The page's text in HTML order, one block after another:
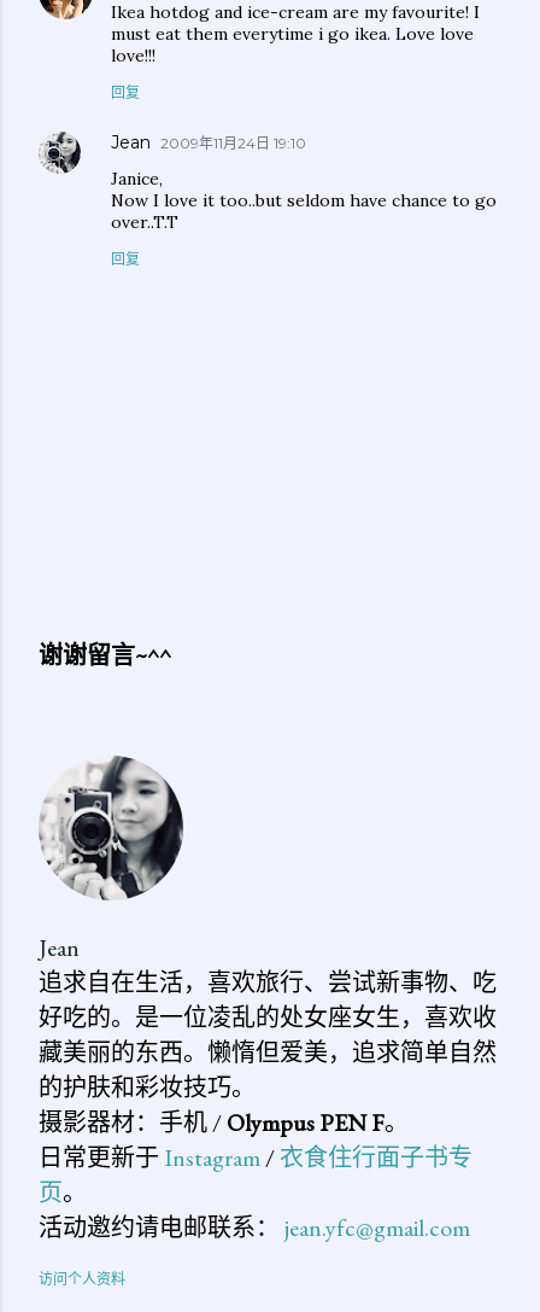
Ikea hotdog and ice-cream are my favourite! I
must eat them everytime i go ikea. Love love
love!!!
回复
Jean 2009年11月24日 19:10
Janice,
Now I love it too..but seldom have chance to go
over..T.T
回复
论
谢谢留言~^^
Jean
追求自在生活，喜欢旅行、尝试新事物、吃
好吃的。是一位凌乱的处女座女生，喜欢收
藏美丽的东西。懒惰但爱美，追求简单自然
的护肤和彩妆技巧。
摄影器材：手机 /Olympus PEN F。
日常更新于 Instagram/衣食住行面子书专
页。
活动邀约请电邮联系： jean.yfc@gmail.com
访问个人资料